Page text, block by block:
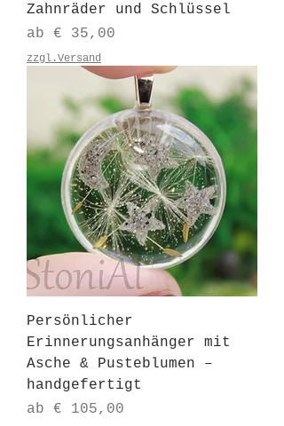
Zahnräder und Schlüssel
ab € 35,00
Sale-Preis
zzgl.Versand
Persönlicher
Erinnerungsanhänger mit
Asche & Pusteblumen –
handgefertigt
ab € 105,00
Sale-Preis